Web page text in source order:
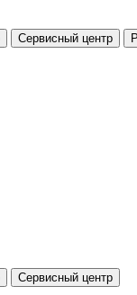
Сервисный центр
Сервисный центр